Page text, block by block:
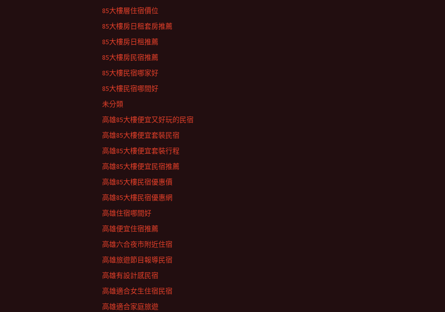
85大樓層住宿價位
85大樓房日租套房推薦
85大樓房日租推薦
85大樓房民宿推薦
85大樓民宿哪家好
85大樓民宿哪間好
未分類
高雄85大樓便宜又好玩的民宿
高雄85大樓便宜套裝民宿
高雄85大樓便宜套裝行程
高雄85大樓便宜民宿推薦
高雄85大樓民宿優惠價
高雄85大樓民宿優惠網
高雄住宿哪間好
高雄便宜住宿推薦
高雄六合夜市附近住宿
高雄旅遊節目報導民宿
高雄有設計感民宿
高雄適合女生住宿民宿
高雄適合家庭旅遊